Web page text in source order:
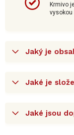
Krmivo
vysokou
Jaký je
Jaké je
Jaké jsou